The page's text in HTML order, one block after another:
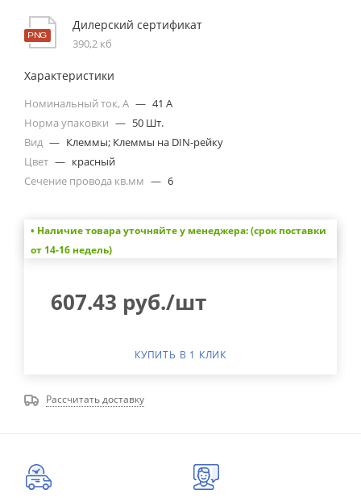
Дилерский сертификат
390,2 кб
Характеристики
Номинальный ток, А — 41 A
Норма упаковки — 50 Шт.
Вид — Клеммы; Клеммы на DIN-рейку
Цвет — красный
Сечение провода кв.мм — 6
• Наличие товара уточняйте у менеджера: (срок поставки
от 14-16 недель)
607.43 руб./шт
КУПИТЬ В 1 КЛИК
Рассчитать доставку